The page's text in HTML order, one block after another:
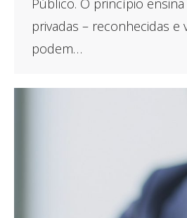
Público. O princípio
privadas – reconhecidas e
podem…